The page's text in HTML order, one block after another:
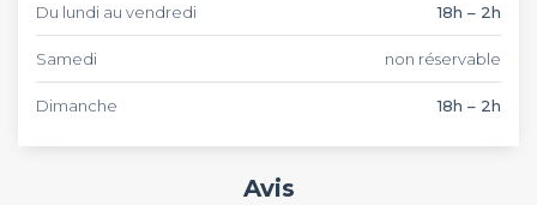
Du lundi au vendredi 18h – 2h
Samedi non réservable
Dimanche 18h – 2h
Avis